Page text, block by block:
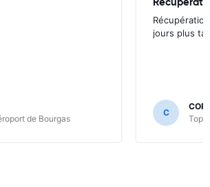
de Bourgas
jours plus
C
Top